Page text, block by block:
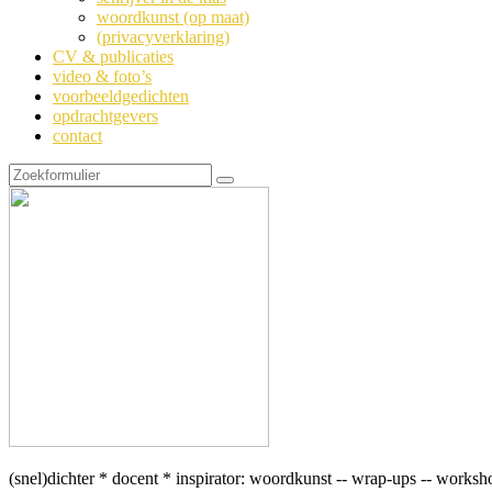
woordkunst (op maat)
(privacyverklaring)
CV & publicaties
video & foto’s
voorbeeldgedichten
opdrachtgevers
contact
Zoeken
(snel)dichter * docent * inspirator: woordkunst -- wrap-ups --